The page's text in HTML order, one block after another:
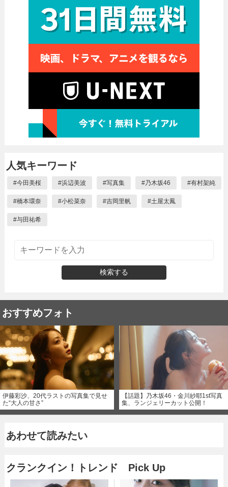
人気キーワード
#今田美桜 #浜辺美波 #写真集 #乃木坂46 #有村架純
#橋本環奈 #小松菜奈 #吉岡里帆 #土屋太鳳
#与田祐希
検索する
おすすめフォト
伊藤彩沙、20代ラストの写真集で見せ
た“大人の甘さ”
【話題】乃木坂46・金川紗耶1st写真
集、ランジェリーカット公開！
あわせて読みたい
クランクイン！トレンド Pick Up